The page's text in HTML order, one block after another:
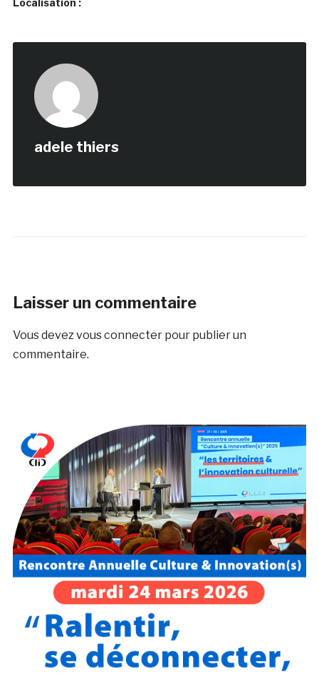
adele thiers
Laisser un commentaire
Vous devez vous connecterpour publier un
commentaire.